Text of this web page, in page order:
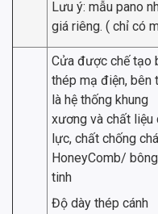
Lưu ý: mẫu pano
giá riêng. ( chỉ có
Cửa được chế tạo
thép mạ điện, bên
là hệ thống khung
xương và chất liệu
lực, chất chống
HoneyComb/
tinh
Độ dày thép cánh